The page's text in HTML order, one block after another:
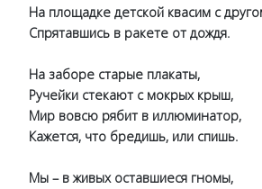
На площадке детской квасим с
Спрятавшись в ракете от дождя.
На заборе старые плакаты,
Ручейки стекают с мокрых крыш,
Мир вовсю рябит в иллюминатор,
Кажется, что бредишь, или спишь.
Мы – в живых оставшиеся гномы,